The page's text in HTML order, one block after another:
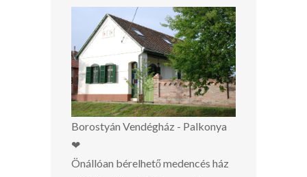
Borostyán Vendégház - Palkonya
❤
Önállóan bérelhető medencés ház